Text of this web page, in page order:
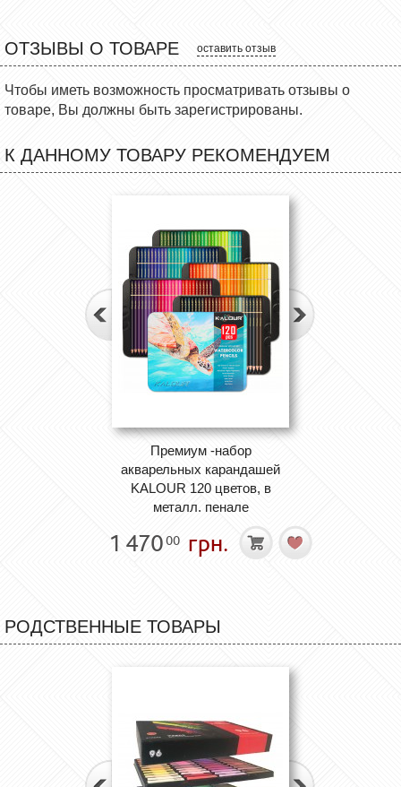
ОТЗЫВЫ О ТОВАРЕ оставить отзыв
Чтобы иметь возможность просматривать отзывы о
товаре, Вы должны быть зарегистрированы.
К ДАННОМУ ТОВАРУ РЕКОМЕНДУЕМ
Премиум -набор
акварельных карандашей
KALOUR 120 цветов, в
металл. пенале
1 47000 грн.
РОДСТВЕННЫЕ ТОВАРЫ